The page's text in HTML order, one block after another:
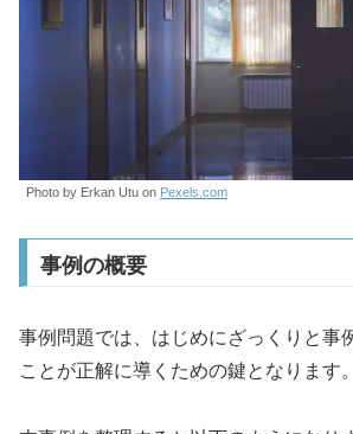
Photo by Erkan Utu on Pexels.com
事例の概要
事例問題では、はじめにざっくりと事
ことが正解に導くための鍵となります。